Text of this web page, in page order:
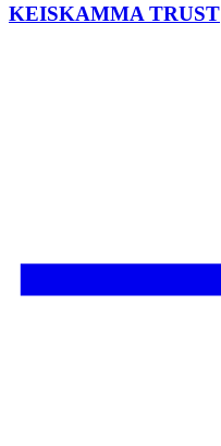
KEISKAMMA TRUST